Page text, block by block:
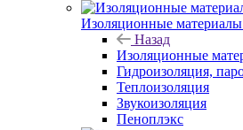
Изоляционные материалы
Назад
Изоляционные
Гидроизоляция,
Теплоизоляция
Звукоизоляция
Пеноплэкс